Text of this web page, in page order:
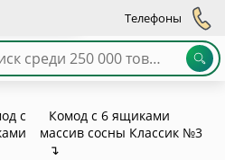
Телефоны
с
Комод с 6 ящиками
массив сосны Классик №3
↴